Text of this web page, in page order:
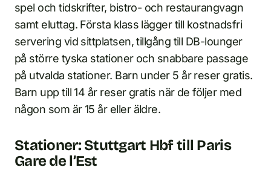
spel och tidskrifter, bistro- och restaurangvagn
samt eluttag. Första klass lägger till kostnadsfri
servering vid sittplatsen, tillgång till DB-lounger
på större tyska stationer och snabbare passage
på utvalda stationer. Barn under 5 år reser gratis.
Barn upp till 14 år reser gratis när de följer med
någon som är 15 år eller äldre.
Stationer: Stuttgart Hbf till Paris
Gare de l’Est